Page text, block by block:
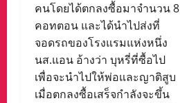
คนโดยได้ตกลงซื้อมาจำนวน 8
คอทตอน และได้นำไปส่งที่
จอดรถของโรงแรมแห่งหนึ่ง
นส.แอน อ้างว่า บุหรี่ที่ซื้อไป
เพื่อจะนำไปให้พ่อและญาติสูบ
เมื่อตกลงซื้อเสร็จกำลังจะขึ้น